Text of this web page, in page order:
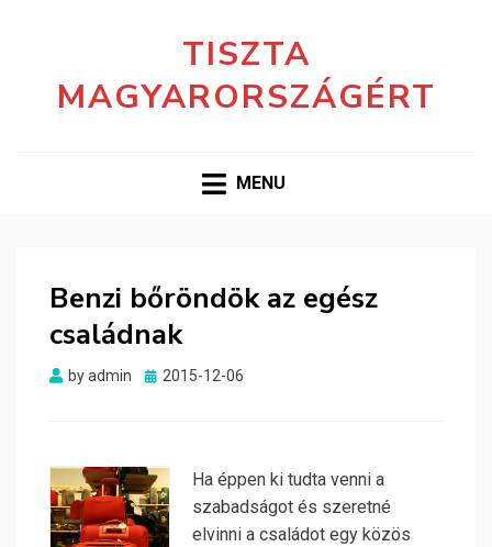
TISZTA
MAGYARORSZÁGÉRT
MENU
Benzi bőröndök az egész
családnak
byadmin
Posted
2015-12-06
Ha éppen ki tudta venni a
szabadságot és szeretné
elvinni a családot egy közös